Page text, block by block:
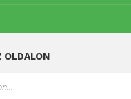
OLDALON